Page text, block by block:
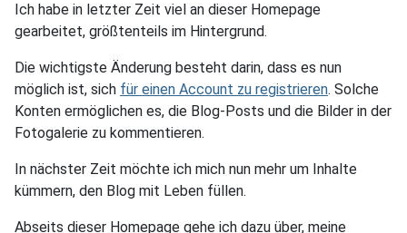
Ich habe in letzter Zeit viel an dieser Homepage
gearbeitet, größtenteils im Hintergrund.
Die wichtigste Änderung besteht darin, dass es nun
möglich ist, sich für einen Account zu registrieren. Solche
Konten ermöglichen es, die Blog-Posts und die Bilder in der
Fotogalerie zu kommentieren.
In nächster Zeit möchte ich mich nun mehr um Inhalte
kümmern, den Blog mit Leben füllen.
Abseits dieser Homepage gehe ich dazu über, meine